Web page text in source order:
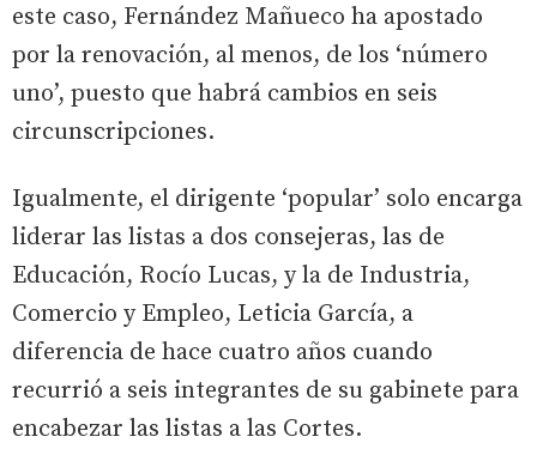
este caso, Fernández Mañueco ha apostado
por la renovación, al menos, de los ‘número
uno’, puesto que habrá cambios en seis
circunscripciones.
Igualmente, el dirigente ‘popular’ solo encarga
liderar las listas a dos consejeras, las de
Educación, Rocío Lucas, y la de Industria,
Comercio y Empleo, Leticia García, a
diferencia de hace cuatro años cuando
recurrió a seis integrantes de su gabinete para
encabezar las listas a las Cortes.